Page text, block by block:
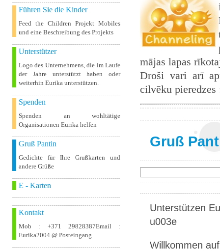
Führen Sie die Kinder
Feed the Children Projekt Mobiles
und eine Beschreibung des Projekts
Unterstützer
Logo des Unternehmens, die im Laufe
der Jahre unterstützt haben oder
weiterhin Eurika unterstützen.
Spenden
Spenden an wohltätige
Organisationen Eurika helfen
Gruß Pantin
Gedichte für Ihre Grußkarten und
andere Grüße
E - Karten
Kontakt
Mob : +371 29828387Email :
Eurika2004 @ Posteingang.
mājas lapas
Droši vari arī
cilvēku
Gruß
Unterstützen
u003e
Willkommen